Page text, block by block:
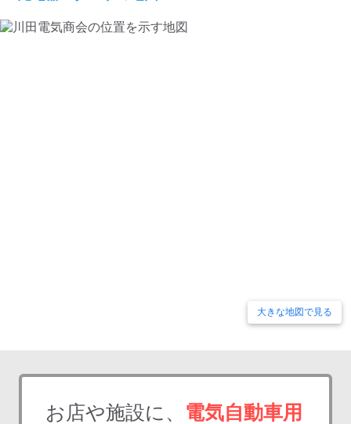
大きな地図で見る
お店や施設に、 電気自動車用